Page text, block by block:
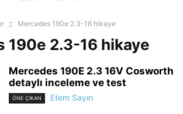
Mercedes 190e 2.3-16 hikaye
190e 2.3-16 hikaye
Mercedes 190E 2.3 16V Cosworth
detaylı inceleme ve test
ÖNE ÇIKAN Etem Sayın